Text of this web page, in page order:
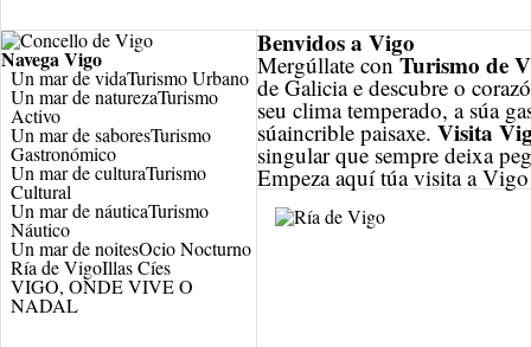
NavegaVigo
Un mar de vidaTurismo Urbano
Un mar de naturezaTurismo
Activo
Un mar de saboresTurismo
Gastronómico
Un mar de culturaTurismo
Cultural
Un mar de náuticaTurismo
Náutico
Un mar de noitesOcio Nocturno
Ría de VigoIllas Cíes
VIGO, ONDE VIVE O
NADAL
Benvidos a Vigo
Mergúllate conTurismo de
de Galicia e descubre o
seu clima temperado, a súa
súaincrible paisaxe. Visita
singular que sempre deixa
Empeza aquí túa visita a